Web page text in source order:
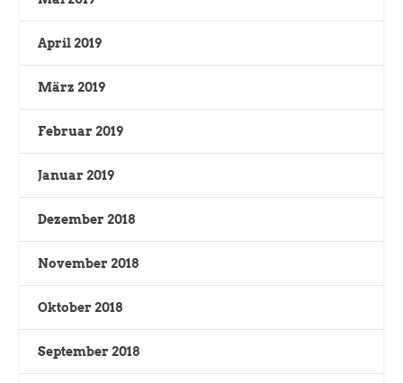
April 2019
März 2019
Februar 2019
Januar 2019
Dezember 2018
November 2018
Oktober 2018
September 2018